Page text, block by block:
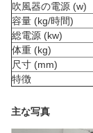
吹風器の電源 (w)
容量 (kg/時間)
総電源 (kw)
体重 (kg)
尺寸 (mm)
特徴
主な写真